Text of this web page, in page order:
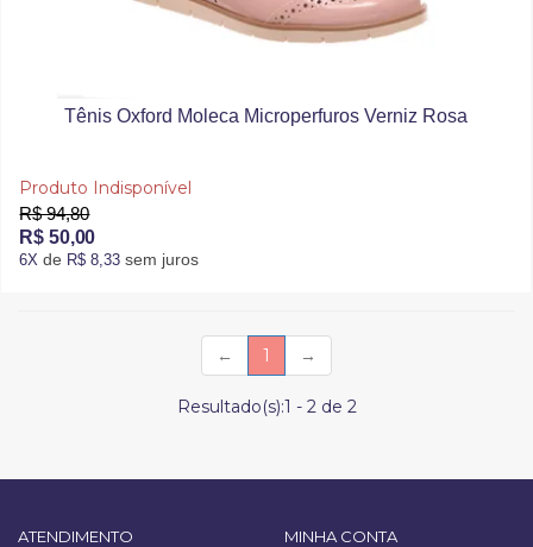
Tênis Oxford Moleca Microperfuros Verniz Rosa
Produto Indisponível
R$ 94,80
R$ 50,00
6X de R$ 8,33 sem juros
← 1 (current)
→
Resultado(s):1 - 2de 2
ATENDIMENTO MINHA CONTA